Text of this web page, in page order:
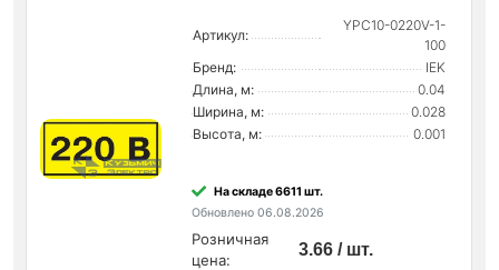
Артикул:
YPC10-0220V-1-
100
Бренд:
IEK
Длина, м:
0.04
Ширина, м:
0.028
Высота, м:
0.001
На складе 6611 шт.
Обновлено 06.08.2026
Розничная
цена:
3.66 / шт.